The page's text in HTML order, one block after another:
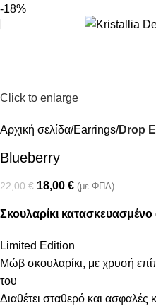
-18%
Click to enlarge
Αρχική σελίδα Earrings Drop
Blueberry
22,00€ 18,00 € (με ΦΠΑ)
Σκουλαρίκι
Limited Edition
Μώβ σκουλαρίκι, με χρυσή
του
Διαθέτει σταθερό και